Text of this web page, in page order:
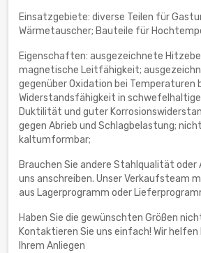
Einsatzgebiete: diverse Teilen für
Wärmetauscher; Bauteile für
Eigenschaften: ausgezeichnete
magnetische Leitfähigkeit;
gegenüber Oxidation bei Temperaturen
Widerstandsfähigkeit in
Duktilität und guter
gegen Abrieb und Schlagbelastung;
kaltumformbar;
Brauchen Sie andere Stahlqualität
uns anschreiben. Unser Verkaufsteam
aus Lagerprogramm oder
Haben Sie die gewünschten Größen
Kontaktieren Sie uns einfach! Wir helfen
Ihrem Anliegen